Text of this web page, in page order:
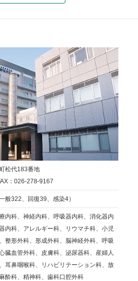
松代183番地
：026-278-9167
般322、回復39、感染4）
内科、神経内科、呼吸器内科、消化器内
内科、アレルギー科、リウマチ科、小児
整形外科、形成外科、脳神経外科、呼吸
臓血管外科、皮膚科、泌尿器科、産婦人
耳鼻咽喉科、リハビリテーション科、放
酔科、精神科、歯科口腔外科